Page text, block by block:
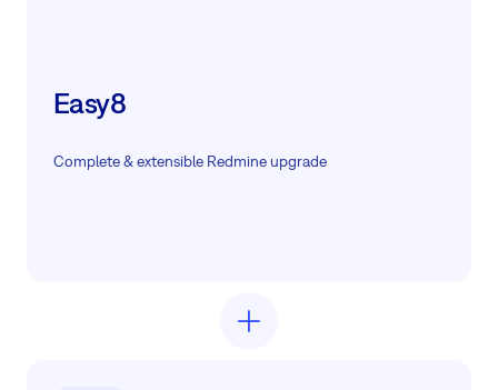
Easy8
Complete & extensible Redmine upgrade